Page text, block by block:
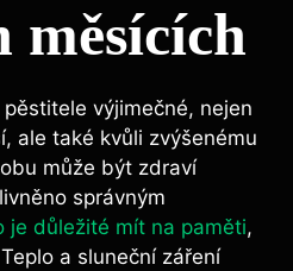
měsících
výjimečné, nejen
ale také kvůli zvýšenému
může být zdraví
správným
je důležité mít na paměti,
a sluneční záření